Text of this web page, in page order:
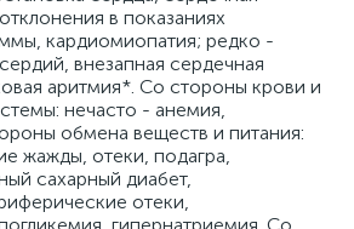
в показаниях
кардиомиопатия; редко -
внезапная сердечная
аритмия*. Со стороны крови и
нечасто - анемия,
обмена веществ и питания:
жажды, отеки, подагра,
сахарный диабет,
отеки,